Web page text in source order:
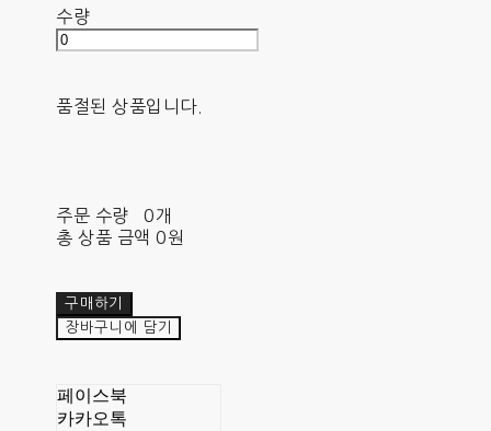
수량
품절된 상품입니다.
주문 수량
0개
총 상품 금액 0원
구매하기
장바구니에 담기
페이스북
카카오톡